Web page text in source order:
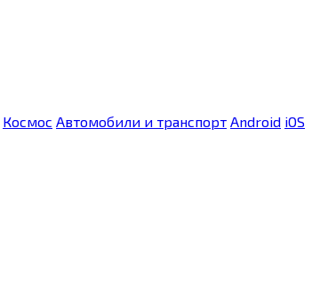
Космос Автомобили и транспорт Android iOS